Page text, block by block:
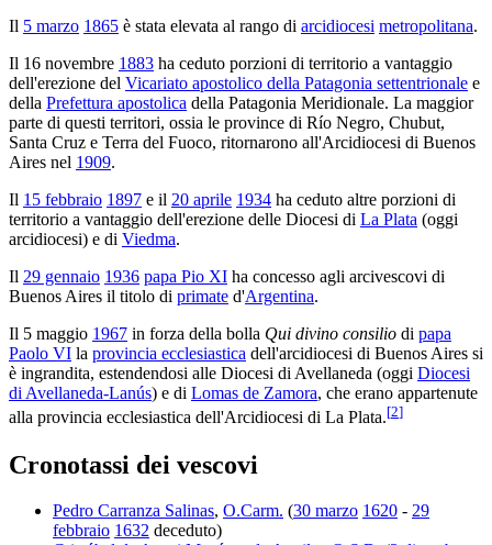
Il 5 marzo 1865 è stata elevata al rango di arcidiocesi metropolitana.
Il 16 novembre 1883 ha ceduto porzioni di territorio a vantaggio
dell'erezione del Vicariato apostolico della Patagonia settentrionale e
della Prefettura apostolica della Patagonia Meridionale. La maggior
parte di questi territori, ossia le province di Río Negro, Chubut,
Santa Cruz e Terra del Fuoco, ritornarono all'Arcidiocesi di Buenos
Aires nel 1909.
Il 15 febbraio 1897 e il 20 aprile 1934 ha ceduto altre porzioni di
territorio a vantaggio dell'erezione delle Diocesi di La Plata (oggi
arcidiocesi) e di Viedma.
Il 29 gennaio 1936 papa Pio XI ha concesso agli arcivescovi di
Buenos Aires il titolo di primate d'Argentina.
Il 5 maggio 1967 in forza della bolla Qui divino consilio di papa
Paolo VI la provincia ecclesiastica dell'arcidiocesi di Buenos Aires si
è ingrandita, estendendosi alle Diocesi di Avellaneda (oggi Diocesi
di Avellaneda-Lanús) e di Lomas de Zamora, che erano appartenute
alla provincia ecclesiastica dell'Arcidiocesi di La Plata.[2]
Cronotassi dei vescovi
Pedro Carranza Salinas, O.Carm. (30 marzo 1620 - 29
febbraio 1632 deceduto)